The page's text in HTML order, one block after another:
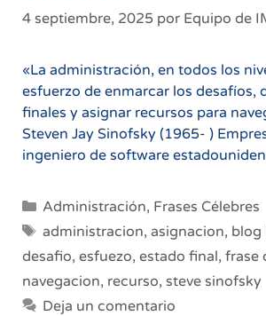
4 septiembre, 2025 por Equipo de
«La administración, en todos los
esfuerzo de enmarcar los desafíos,
finales y asignar recursos para
Steven Jay Sinofsky (1965- )
ingeniero de software
Categorías
Administración, Frases Célebres
Etiquetas
administracion, asignacion, blog
desafio, esfuezo, estado final, frase
navegacion, recurso, steve sinofsky
Deja un comentario